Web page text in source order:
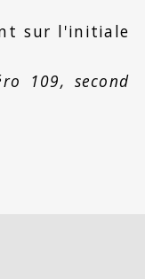
sur l'initiale
109, second